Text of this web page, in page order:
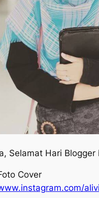
Selamat Hari Blogger
Cover